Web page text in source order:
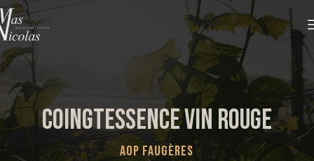
COINGTESSENCE Vin rouge
AOP Faugères